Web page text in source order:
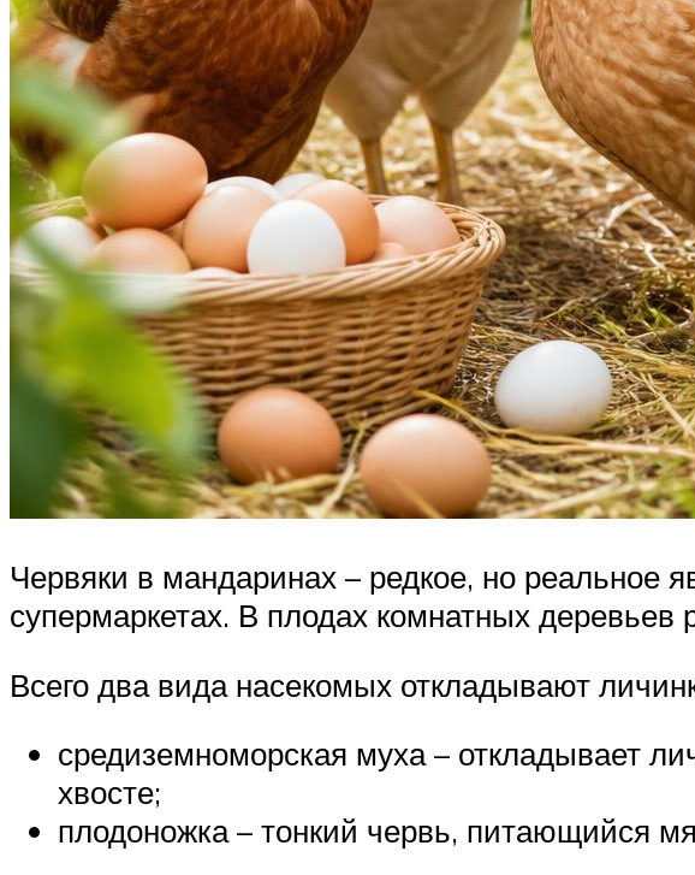
Червяки в мандаринах – редкое, но реальное
супермаркетах. В плодах комнатных
Всего два вида насекомых откладывают
средиземноморская муха – откладывает
хвосте;
плодоножка – тонкий червь, питающийся